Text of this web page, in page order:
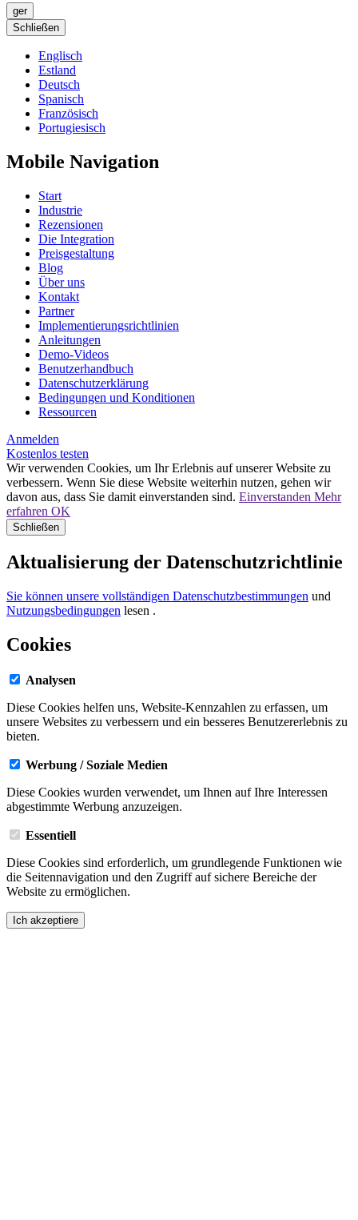
ger
Schließen
Englisch
Estland
Deutsch
Spanisch
Französisch
Portugiesisch
Mobile Navigation
Start
Industrie
Rezensionen
Die Integration
Preisgestaltung
Blog
Über uns
Kontakt
Partner
Implementierungsrichtlinien
Anleitungen
Demo-Videos
Benutzerhandbuch
Datenschutzerklärung
Bedingungen und Konditionen
Ressourcen
Anmelden
Kostenlos testen
Wir verwenden Cookies, um Ihr Erlebnis auf unserer Website zu
verbessern. Wenn Sie diese Website weiterhin nutzen, gehen wir
davon aus, dass Sie damit einverstanden sind. Einverstanden Mehr
erfahren OK
Schließen
Aktualisierung der Datenschutzrichtlinie
Sie können unsere vollständigen Datenschutzbestimmungen und
Nutzungsbedingungen lesen .
Cookies
Analysen
Diese Cookies helfen uns, Website-Kennzahlen zu erfassen, um
unsere Websites zu verbessern und ein besseres Benutzererlebnis zu
bieten.
Werbung / Soziale Medien
Diese Cookies wurden verwendet, um Ihnen auf Ihre Interessen
abgestimmte Werbung anzuzeigen.
Essentiell
Diese Cookies sind erforderlich, um grundlegende Funktionen wie
die Seitennavigation und den Zugriff auf sichere Bereiche der
Website zu ermöglichen.
Ich akzeptiere